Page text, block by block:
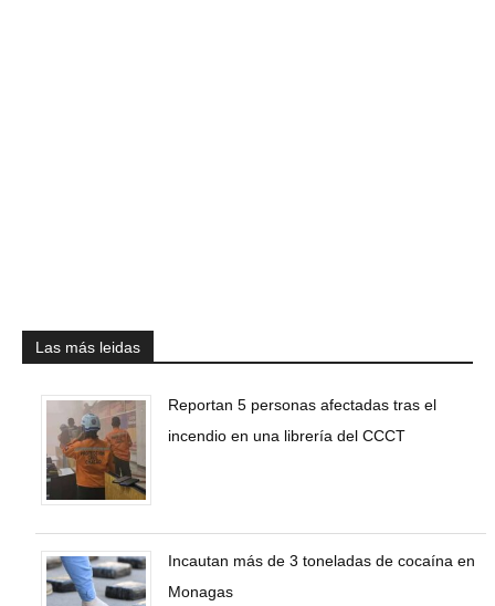
Las más leidas
Reportan 5 personas afectadas tras el
incendio en una librería del CCCT
Incautan más de 3 toneladas de cocaína en
Monagas